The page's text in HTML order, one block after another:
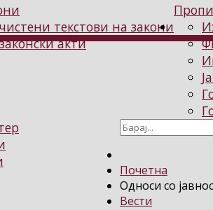
текстови на закони
акти
Почетна
Односи со
Вести